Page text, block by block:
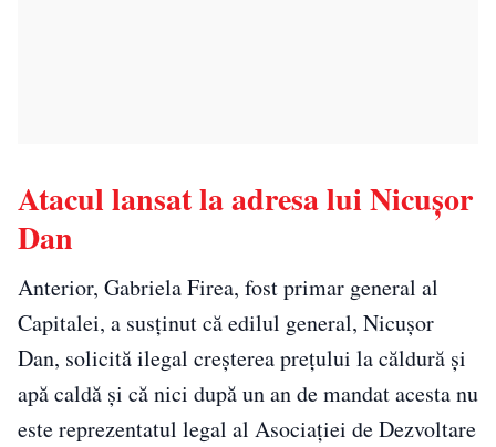
Atacul lansat la adresa lui Nicușor
Dan
Anterior, Gabriela Firea, fost primar general al
Capitalei, a susținut că edilul general, Nicuşor
Dan, solicită ilegal creşterea preţului la căldură şi
apă caldă şi că nici după un an de mandat acesta nu
este reprezentatul legal al Asociaţiei de Dezvoltare